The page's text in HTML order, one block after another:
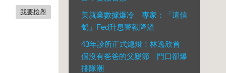
我要檢舉
美就業數據爆冷 專家：「這信
號」Fed升息警報降溫
43年診所正式熄燈！林逸欣首
個沒有爸爸的父親節 門口卻爆
排隊潮